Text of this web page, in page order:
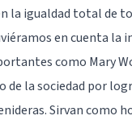
la igualdad total de
en cuenta la
como Mary
de la sociedad por
Sirvan como